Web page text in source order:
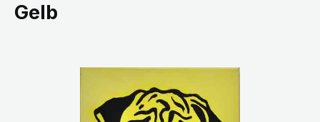
Gelb
Bildergalerie überspringen